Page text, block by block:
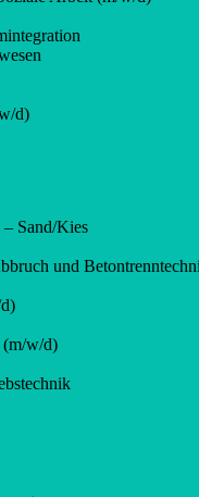
d)
Sand/Kies
und
(m/w/d)